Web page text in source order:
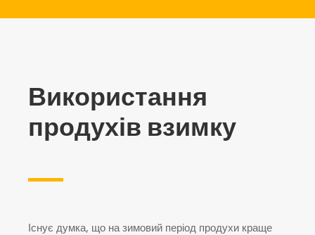
Використання
продухів взимку
Існує думка, що на зимовий період продухи краще